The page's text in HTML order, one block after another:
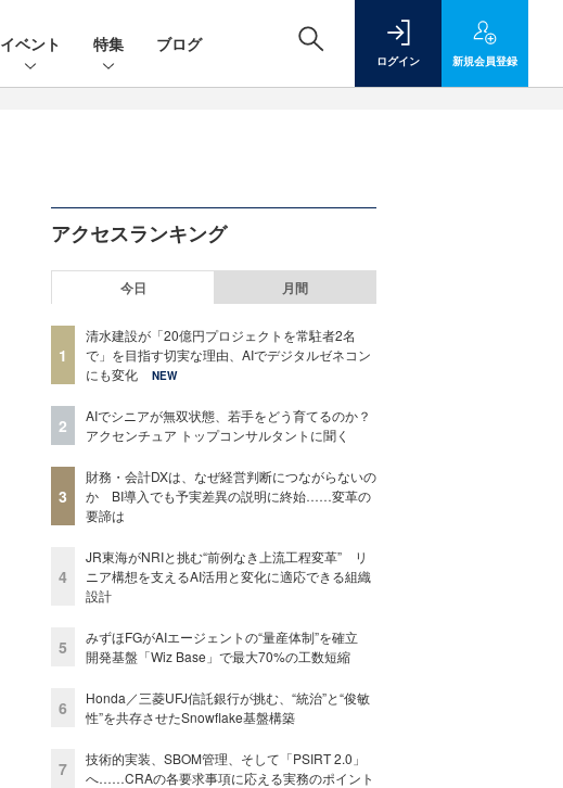
イベント 特集 ブログ
ログイン 新規会員登録
アクセスランキング
今日 月間
1
清水建設が「20億円プロジェクトを常駐者2名
で」を目指す切実な理由、AIでデジタルゼネコン
にも変化
NEW
2
AIでシニアが無双状態、若手をどう育てるのか？
アクセンチュア トップコンサルタントに聞く
3
財務・会計DXは、なぜ経営判断につながらないの
か BI導入でも予実差異の説明に終始……変革の
要諦は
4
JR東海がNRIと挑む“前例なき上流工程変革” リ
ニア構想を支えるAI活用と変化に適応できる組織
設計
5
みずほFGがAIエージェントの“量産体制”を確立
開発基盤「Wiz Base」で最大70%の工数短縮
6
Honda／三菱UFJ信託銀行が挑む、“統治”と“俊敏
性”を共存させたSnowflake基盤構築
7
技術的実装、SBOM管理、そして「PSIRT 2.0」
へ……CRAの各要求事項に応える実務のポイント